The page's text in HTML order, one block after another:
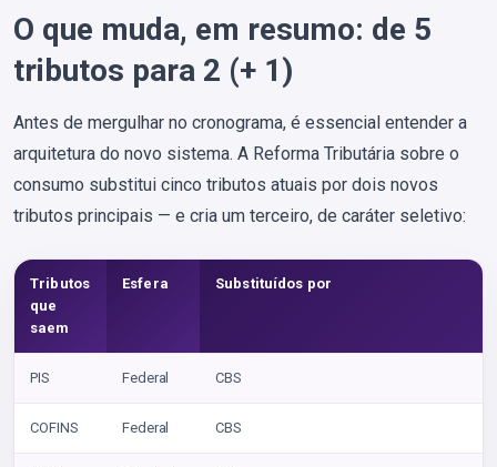
O que muda, em resumo: de 5
tributos para 2 (+ 1)
Antes de mergulhar no cronograma, é essencial entender a
arquitetura do novo sistema. A Reforma Tributária sobre o
consumo substitui cinco tributos atuais por dois novos
tributos principais — e cria um terceiro, de caráter seletivo:
Tributos
que
saem
Esfera Substituídos por
PIS Federal CBS
COFINS Federal CBS